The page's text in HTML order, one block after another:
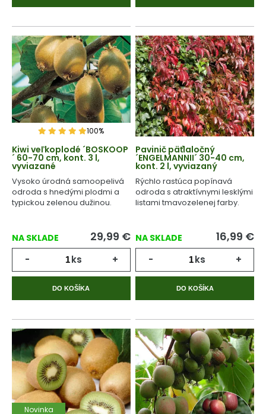
100%
Kiwi veľkoplodé ´BOSKOOP
´ 60-70 cm, kont. 3 l,
vyviazané
Vysoko úrodná samoopelivá
odroda s hnedými plodmi a
typickou zelenou dužinou.
NA SKLADE 29,99 €
- ks +
DO KOŠÍKA
Pavinič päťlaločný
´ENGELMANNII´ 30-40 cm,
kont. 2 l, vyviazaný
Rýchlo rastúca popínavá
odroda s atraktívnymi lesklými
listami tmavozelenej farby.
NA SKLADE 16,99 €
- ks +
DO KOŠÍKA
Novinka